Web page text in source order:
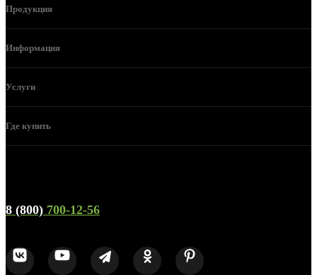
Продукция
Информация
Услуги
Где купить
8 (800) 700-12-56